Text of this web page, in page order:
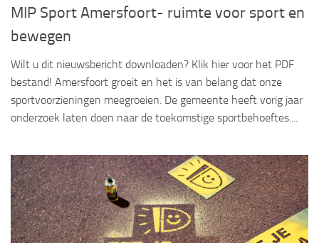
MIP Sport Amersfoort- ruimte voor sport en
bewegen
Wilt u dit nieuwsbericht downloaden? Klik hier voor het PDF
bestand! Amersfoort groeit en het is van belang dat onze
sportvoorzieningen meegroeien. De gemeente heeft vorig jaar
onderzoek laten doen naar de toekomstige sportbehoeftes....